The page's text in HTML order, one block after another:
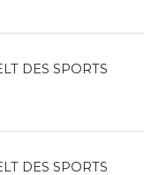
DES SPORTS
DES SPORTS